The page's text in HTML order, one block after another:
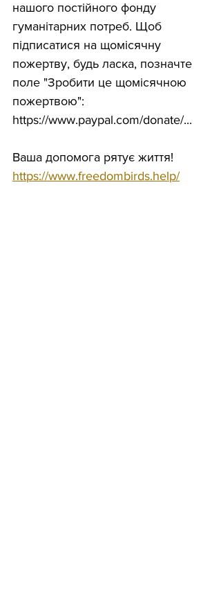
нашого постійного фонду
гуманітарних потреб. Щоб
підписатися на щомісячну
пожертву, будь ласка, позначте
поле "Зробити це щомісячною
пожертвою":
https://www.paypal.com/donate/...
Ваша допомога рятує життя!
https://www.freedombirds.help/